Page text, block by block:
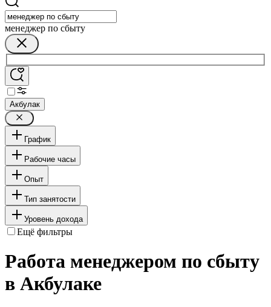
менеджер по сбыту
Акбулак
График
Рабочие часы
Опыт
Тип занятости
Уровень дохода
Ещё фильтры
Работа менеджером по сбыту
в Акбулаке